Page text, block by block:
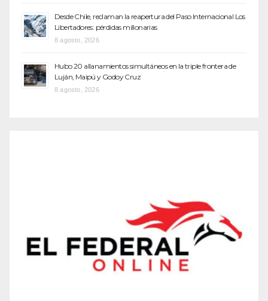
Desde Chile, reclaman la reapertura del Paso Internacional Los
Libertadores: pérdidas millonarias
8 agosto, 2026
Hubo 20 allanamientos simultáneos en la triple frontera de
Luján, Maipú y Godoy Cruz
8 agosto, 2026